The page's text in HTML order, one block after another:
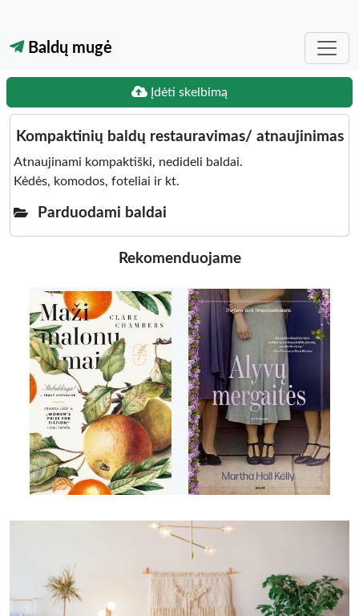
Baldų mugė
Įdėti skelbimą
Kompaktinių baldų restauravimas/ atnaujinimas
Atnaujinami kompaktiški, nedideli baldai.
Kėdės, komodos, foteliai ir kt.
Parduodami baldai
Rekomenduojame